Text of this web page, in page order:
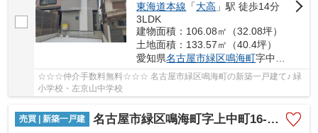
東海道本線 「大高 」駅 徒歩14分
3LDK
建物面積：106.08㎡（32.08坪）
土地面積：133.57㎡（40.4坪）
愛知県名古屋市緑区鳴海町字中汐田219-4
☆☆☆仲介手数料無料☆☆☆ 名古屋市緑区鳴海町の新築一戸建て♪ 緑
小学校・左京山中学校
売買 | 新築一戸建 名古屋市緑区鳴海町字上中町16-7【仲介手数料無料】新築一戸建て 1号棟